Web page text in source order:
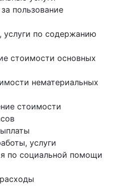
пользование
услуги по содержанию
стоимости основных
нематериальных
стоимости
услуги
по социальной помощи